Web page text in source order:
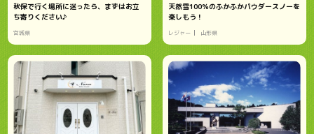
秋保で行く場所に迷ったら、まずはお立
ち寄りください♪
宮城県
天然雪100％のふかふかパウダースノーを
楽しもう！
レジャー 山形県